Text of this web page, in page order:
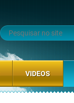
VIDEOS